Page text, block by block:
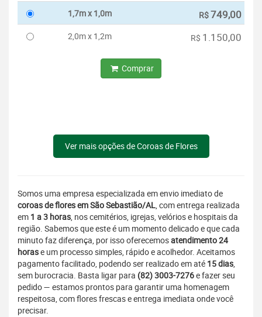
1,7m x 1,0m R$749,00
2,0m x 1,2m R$ 1.150,00
Comprar
Ver mais opções de Coroas de Flores
Somos uma empresa especializada em envio imediato de
coroas de flores em São Sebastião/AL, com entrega realizada
em 1 a 3 horas, nos cemitérios, igrejas, velórios e hospitais da
região. Sabemos que este é um momento delicado e que cada
minuto faz diferença, por isso oferecemosatendimento 24
horase um processo simples, rápido e acolhedor. Aceitamos
pagamento facilitado, podendo ser realizado em até 15 dias,
sem burocracia. Basta ligar para (82) 3003-7276e fazer seu
pedido — estamos prontos para garantir uma homenagem
respeitosa, com flores frescas e entrega imediata onde você
precisar.